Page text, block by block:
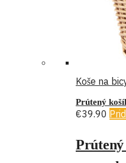
Koše na
Prútený
€39.90
Prútený